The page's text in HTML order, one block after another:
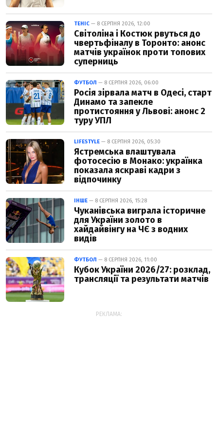
ТЕНІС — 8 СЕРПНЯ 2026, 12:00
Світоліна і Костюк рвуться до
чвертьфіналу в Торонто: анонс
матчів українок проти топових
суперниць
ФУТБОЛ — 8 СЕРПНЯ 2026, 06:00
Росія зірвала матч в Одесі, старт
Динамо та запекле
протистояння у Львові: анонс 2
туру УПЛ
LIFESTYLE — 8 СЕРПНЯ 2026, 05:30
Ястремська влаштувала
фотосесію в Монако: українка
показала яскраві кадри з
відпочинку
ІНШЕ — 8 СЕРПНЯ 2026, 15:28
Чуканівська виграла історичне
для України золото в
хайдайвінгу на ЧЄ з водних
видів
ФУТБОЛ — 8 СЕРПНЯ 2026, 11:00
Кубок України 2026/27: розклад,
трансляції та результати матчів
РЕКЛАМА: